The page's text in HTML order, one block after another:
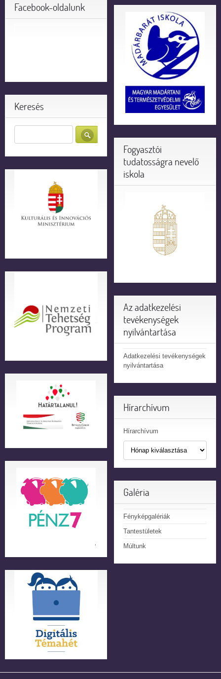
Facebook-oldalunk
Keresés
Fogyasztói
tudatosságra nevelő
iskola
Az adatkezelési
tevékenységek
nyilvántartása
Adatkezelési tevékenységek
nyilvántartása
Hírarchívum
Hírarchívum
Galéria
Fényképgalériák
Tantestületek
Múltunk